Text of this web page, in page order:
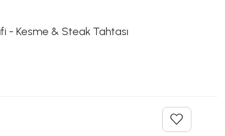
- Kesme & Steak Tahtası